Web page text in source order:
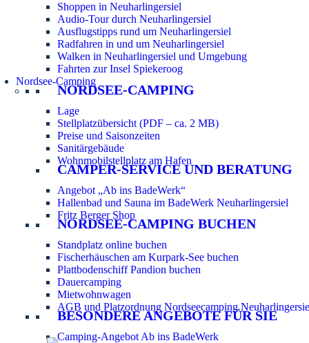
Shoppen in Neuharlingersiel
Audio-Tour durch Neuharlingersiel
Ausflugstipps rund um Neuharlingersiel
Radfahren in und um Neuharlingersiel
Walken in Neuharlingersiel und Umgebung
Fahrten zur Insel Spiekeroog
Nordsee-Camping
NORDSEE-CAMPING
Lage
Stellplatzübersicht (PDF – ca. 2 MB)
Preise und Saisonzeiten
Sanitärgebäude
Wohnmobilstellplatz am Hafen
CAMPER-SERVICE UND BERATUNG
Angebot „Ab ins BadeWerk“
Hallenbad und Sauna im BadeWerk Neuharlingersiel
Fritz Berger Shop
NORDSEE-CAMPING BUCHEN
Standplatz online buchen
Fischerhäuschen am Kurpark-See buchen
Plattbodenschiff Pandion buchen
Dauercamping
Mietwohnwagen
AGB und Platzordnung Nordseecamping
BESONDERE ANGEBOTE FÜR SIE
Camping-Angebot Ab ins BadeWerk